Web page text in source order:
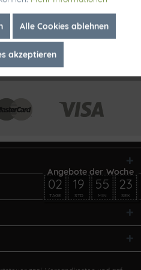
Inaktiv
Alle Cookies ablehnen
akzeptieren
02
TAGE
19
STD
55
MIN
23
SEK